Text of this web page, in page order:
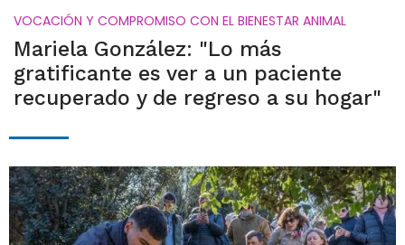
VOCACIÓN Y COMPROMISO CON EL BIENESTAR ANIMAL
Mariela González: "Lo más
gratificante es ver a un paciente
recuperado y de regreso a su hogar"